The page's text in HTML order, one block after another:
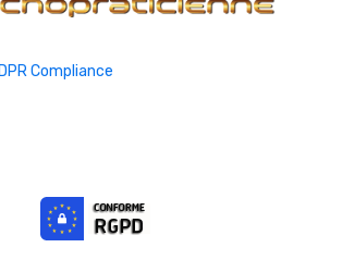
Compliance